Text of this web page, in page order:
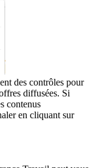
des contrôles pour
diffusées. Si
contenus
en cliquant sur